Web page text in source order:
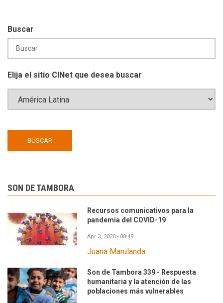
Buscar
Elija el sitio CINet que desea buscar
SON DE TAMBORA
Recursos comunicativos para la
pandemia del COVID-19
Apr 3, 2020 - 08:49
Juana Marulanda
Son de Tambora 339 - Respuesta
humanitaria y la atención de las
poblaciones más vulnerables